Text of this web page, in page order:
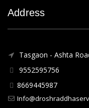
Address
Tasgaon - Ashta
9552595756
8669445987